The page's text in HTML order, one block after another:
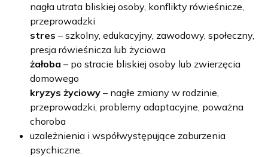
nagła utrata bliskiej osoby, konflikty rówieśnicze,
przeprowadzki
stres – szkolny, edukacyjny, zawodowy, społeczny,
presja rówieśnicza lub życiowa
żałoba – po stracie bliskiej osoby lub zwierzęcia
domowego
kryzys życiowy – nagłe zmiany w rodzinie,
przeprowadzki, problemy adaptacyjne, poważna
choroba
uzależnienia i współwystępujące zaburzenia
psychiczne.